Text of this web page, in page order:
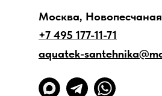
Москва, Новопесчаная
+7 495 177-11-71
aquatek-